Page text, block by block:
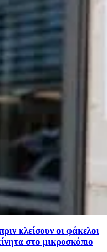
κλείσουν οι φάκελοι
στο μικροσκόπιο